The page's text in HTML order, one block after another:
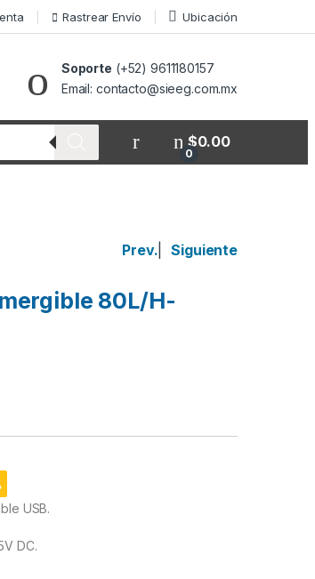
Rastrear Envío Ubicación
Soporte (+52) 9611180157
Email: contacto@sieeg.com.mx
0
$0.00
Prev. Siguiente
80L/H-
USB.
DC.